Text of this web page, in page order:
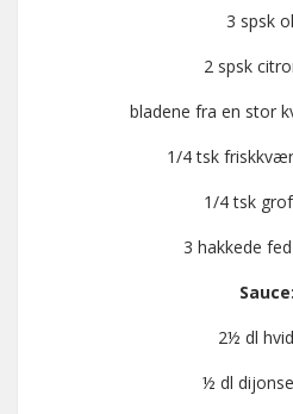
3 spsk
2 spsk
bladene fra en stor
1/4 tsk
1/4 tsk
3 hakkede
Sauce:
2½ dl
½ dl